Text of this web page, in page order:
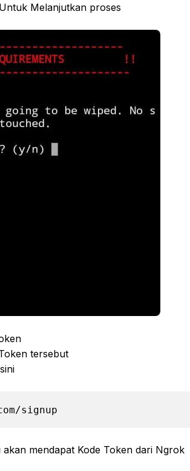
Untuk Melanjutkan proses
tersebut
signup
mendapat Kode Token dari Ngrok